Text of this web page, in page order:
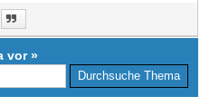
vor»